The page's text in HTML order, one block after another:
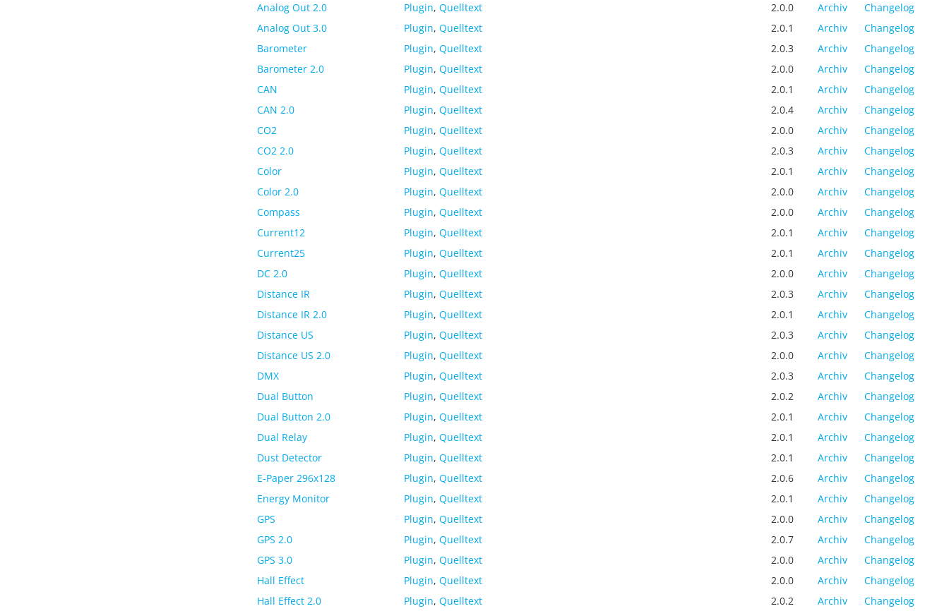
Analog Out 2.0
Plugin, Quelltext 2.0.0 Archiv
Changelog
Analog Out 3.0
Plugin, Quelltext 2.0.1 Archiv
Changelog
Barometer
Plugin, Quelltext 2.0.3 Archiv
Changelog
Barometer 2.0
Plugin, Quelltext 2.0.0 Archiv
Changelog
CAN
Plugin, Quelltext 2.0.1 Archiv
Changelog
CAN 2.0
Plugin, Quelltext 2.0.4 Archiv
Changelog
CO2
Plugin, Quelltext 2.0.0 Archiv
Changelog
CO2 2.0
Plugin, Quelltext 2.0.3 Archiv
Changelog
Color
Plugin, Quelltext 2.0.1 Archiv
Changelog
Color 2.0
Plugin, Quelltext 2.0.0 Archiv
Changelog
Compass
Plugin, Quelltext 2.0.0 Archiv
Changelog
Current12
Plugin, Quelltext 2.0.1 Archiv
Changelog
Current25
Plugin, Quelltext 2.0.1 Archiv
Changelog
DC 2.0
Plugin, Quelltext 2.0.0 Archiv
Changelog
Distance IR
Plugin, Quelltext 2.0.3 Archiv
Changelog
Distance IR 2.0
Plugin, Quelltext 2.0.1 Archiv
Changelog
Distance US
Plugin, Quelltext 2.0.3 Archiv
Changelog
Distance US 2.0
Plugin, Quelltext 2.0.0 Archiv
Changelog
DMX
Plugin, Quelltext 2.0.3 Archiv
Changelog
Dual Button
Plugin, Quelltext 2.0.2 Archiv
Changelog
Dual Button 2.0
Plugin, Quelltext 2.0.1 Archiv
Changelog
Dual Relay
Plugin, Quelltext 2.0.1 Archiv
Changelog
Dust Detector
Plugin, Quelltext 2.0.1 Archiv
Changelog
E-Paper 296x128
Plugin, Quelltext 2.0.6 Archiv
Changelog
Energy Monitor
Plugin, Quelltext 2.0.1 Archiv
Changelog
GPS
Plugin, Quelltext 2.0.0 Archiv
Changelog
GPS 2.0
Plugin, Quelltext 2.0.7 Archiv
Changelog
GPS 3.0
Plugin, Quelltext 2.0.0 Archiv
Changelog
Hall Effect
Plugin, Quelltext 2.0.0 Archiv
Changelog
Hall Effect 2.0
Plugin, Quelltext 2.0.2 Archiv Changelog